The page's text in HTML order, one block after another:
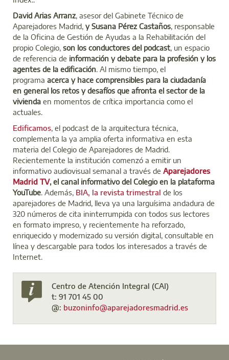
David Arias Arranz , asesor del Gabinete Técnico de
Aparejadores Madrid, y Susana Pérez Castaños , responsable
de la Oficina de Gestión de Ayudas a la Rehabilitación del
propio Colegio, son los conductores del podcast un espacio
de referencia de información y debate para la profesión y los
agentes de la edificación . Al mismo tiempo, el
programa acerca y hace comprensibles para la ciudadanía
en general los retos y desafíos que afronta el sector de la
vivienda en momentos de crítica importancia como el
actuales.
Edificamos , el podcast de la arquitectura técnica,
complementa la ya amplia oferta informativa en esta
materia del Colegio de Aparejadores de Madrid.
Recientemente la institución comenzó a emitir un
informativo audiovisual semanal a través de Aparejadores
Madrid TV, el canal informativo del Colegio en la plataforma
YouTube . Además, BIA, la revista trimestral de los
aparejadores de Madrid, lleva ya una larguísima andadura de
320 números de cita ininterrumpida con todos sus lectores
en formato impreso, y recientemente ha reforzado,
enriquecido y modernizado su versión digital, consultable en
línea y descargable para todos los interesados a través de
Internet.
Centro de Atención Integral (CAI)
t: 91 701 45 00
@: buzoninfo@aparejadoresmadrid.es